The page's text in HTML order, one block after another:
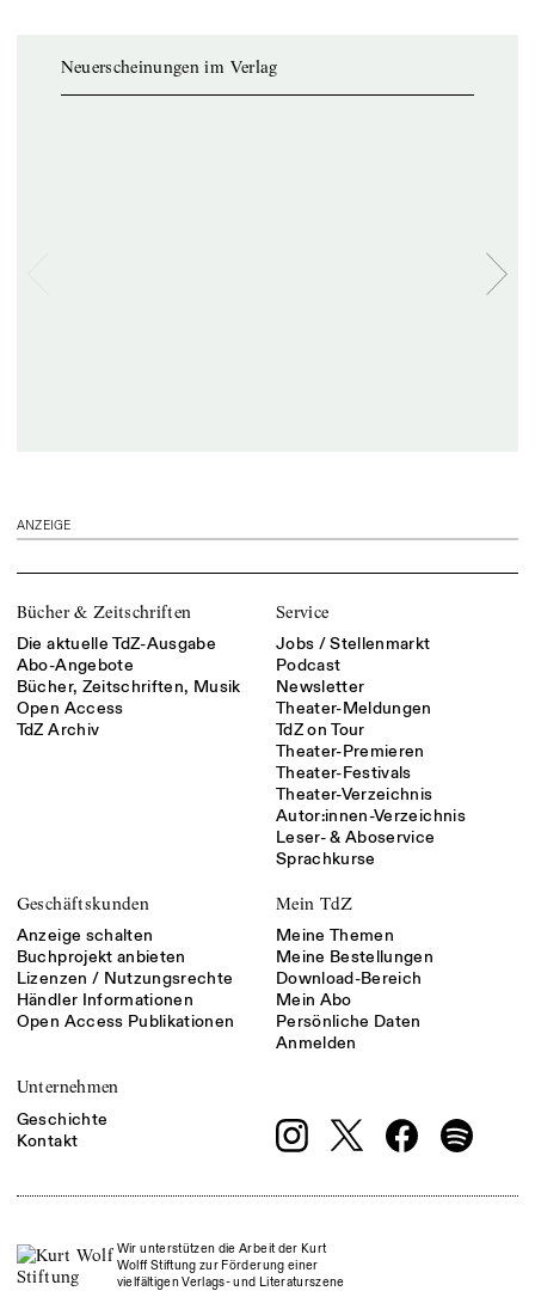
Neuerscheinungen im Verlag
ANZEIGE
Bücher & Zeitschriften
Die aktuelle TdZ-Ausgabe
Abo-Angebote
Bücher, Zeitschriften, Musik
Open Access
TdZ Archiv
Service
Jobs / Stellenmarkt
Podcast
Newsletter
Theater-Meldungen
TdZ on Tour
Theater-Premieren
Theater-Festivals
Theater-Verzeichnis
Autor:innen-Verzeichnis
Leser- & Aboservice
Sprachkurse
Geschäftskunden
Anzeige schalten
Buchprojekt anbieten
Lizenzen / Nutzungsrechte
Händler Informationen
Open Access Publikationen
Mein TdZ
Meine Themen
Meine Bestellungen
Download-Bereich
Mein Abo
Persönliche Daten
Anmelden
Unternehmen
Geschichte
Kontakt
Wir unterstützen die Arbeit der Kurt
Wolff Stiftung zur Förderung einer
vielfältigen Verlags- und Literaturszene